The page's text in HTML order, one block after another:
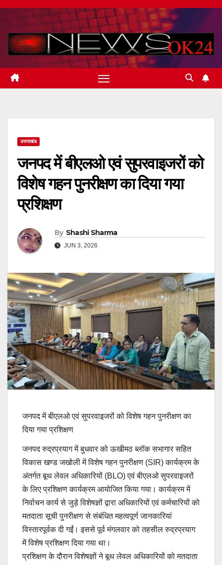
Skip
content
उत्तराखंड
जनपद में बीएलओ एवं सुपरवाइजरों को
विशेष गहन पुनरीक्षण का दिया गया
प्रशिक्षण
By Shashi Sharma
JUN 3, 2026
जनपद में बीएलओ एवं सुपरवाइजरों को विशेष गहन पुनरीक्षण का
दिया गया प्रशिक्षण
जनपद रुद्रप्रयाग में बुधवार को ऊखीमठ ब्लॉक सभागार सहित
विकास खण्ड जखोली में विशेष गहन पुनरीक्षण (SIR) कार्यक्रम के
अंतर्गत बूथ लेवल अधिकारियों (BLO) एवं बीएलओ सुपरवाइजरों
के लिए प्रशिक्षण कार्यक्रम आयोजित किया गया। कार्यक्रम में
निर्वाचन कार्य से जुड़े विशेषज्ञों द्वारा अधिकारियों एवं कर्मचारियों को
मतदाता सूची पुनरीक्षण से संबंधित महत्वपूर्ण जानकारियां
विस्तारपूर्वक दी गईं। इससे पूर्व मंगलवार को तहसील रुद्रप्रयाग
में विशेष प्रशिक्षण दिया गया था।
प्रशिक्षण के दौरान विशेषज्ञों ने बूथ लेवल अधिकारियों को मतदाता